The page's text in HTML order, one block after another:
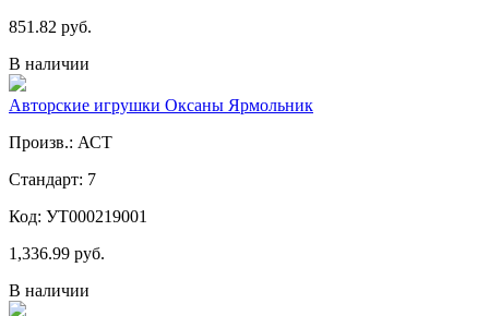
851.82 руб.
В наличии
Авторские игрушки Оксаны Ярмольник
Произв.: АСТ
Стандарт: 7
Код: УТ000219001
1,336.99 руб.
В наличии